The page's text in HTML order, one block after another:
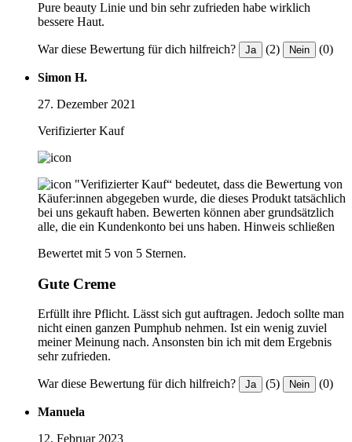
Pure beauty Linie und bin sehr zufrieden habe wirklich
bessere Haut.
War diese Bewertung für dich hilfreich? Ja (2) Nein (0)
Simon H.
27. Dezember 2021
Verifizierter Kauf
"Verifizierter Kauf“ bedeutet, dass die Bewertung von
Käufer:innen abgegeben wurde, die dieses Produkt tatsächlich
bei uns gekauft haben. Bewerten können aber grundsätzlich
alle, die ein Kundenkonto bei uns haben. Hinweis schließen
Bewertet mit 5 von 5 Sternen.
Gute Creme
Erfüllt ihre Pflicht. Lässt sich gut auftragen. Jedoch sollte man
nicht einen ganzen Pumphub nehmen. Ist ein wenig zuviel
meiner Meinung nach. Ansonsten bin ich mit dem Ergebnis
sehr zufrieden.
War diese Bewertung für dich hilfreich? Ja (5) Nein (0)
Manuela
12. Februar 2023